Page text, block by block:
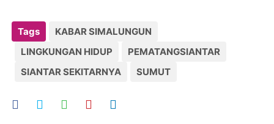
Tags
KABAR SIMALUNGUN
LINGKUNGAN HIDUP
PEMATANGSIANTAR
SIANTAR SEKITARNYA
SUMUT